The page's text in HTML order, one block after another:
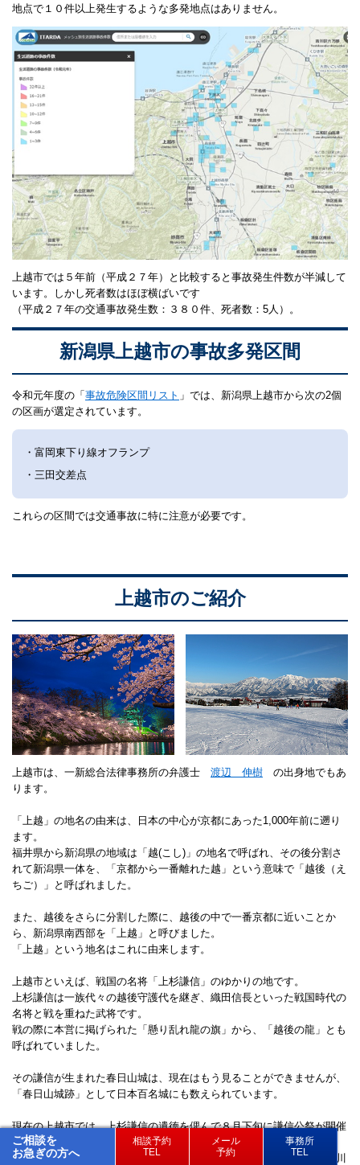
地点で１０件以上発生するような多発地点はありません。
上越市では５年前（平成２７年）と比較すると事故発生件数が半減して
います。しかし死者数はほぼ横ばいです
（平成２７年の交通事故発生数：３８０件、死者数：5人）。
新潟県上越市の事故多発区間
令和元年度の「事故危険区間リスト 」では、新潟県上越市から次の2個
の区画が選定されています。
・富岡東下り線オフランプ
・三田交差点
これらの区間では交通事故に特に注意が必要です。
上越市のご紹介
上越市は、一新総合法律事務所の弁護士 渡辺 伸樹 の出身地でもあ
ります。
「上越」の地名の由来は、日本の中心が京都にあった1,000年前に遡り
ます。
福井県から新潟県の地域は「越(こし)」の地名で呼ばれ、その後分割さ
れて新潟県一体を、「京都から一番離れた越」という意味で「越後（え
ちご）」と呼ばれました。
また、越後をさらに分割した際に、越後の中で一番京都に近いことか
ら、新潟県南西部を「上越」と呼びました。
「上越」という地名はこれに由来します。
上越市といえば、戦国の名将「上杉謙信」のゆかりの地です。
上杉謙信は一族代々の越後守護代を継ぎ、織田信長といった戦国時代の
名将と戦を重ねた武将です。
戦の際に本営に掲げられた「懸り乱れ龍の旗」から、「越後の龍」とも
呼ばれていました。
その謙信が生まれた春日山城は、現在はもう見ることができませんが、
「春日山城跡」として日本百名城にも数えられています。
現在の上越市では、上杉謙信の遺徳を偲んで８月下旬に謙信公祭が開催
されます。
鎧兜に身を包んだ武者たちが春日山周辺を練り歩く「出陣行列」や、川
ご相談を
お急ぎの方へ
相談予約
TEL
メール
予約
事務所
TEL